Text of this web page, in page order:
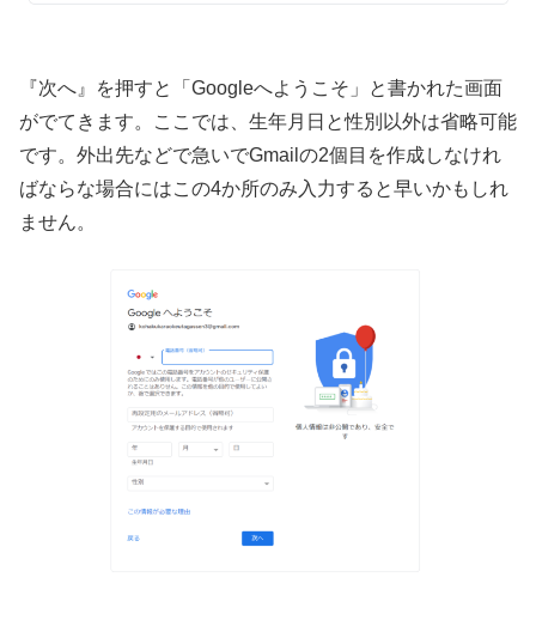
『次へ』を押すと「Googleへようこそ」と書かれた画面
がでてきます。ここでは、生年月日と性別以外は省略可能
です。外出先などで急いでGmailの2個目を作成しなけれ
ばならな場合にはこの4か所のみ入力すると早いかもしれ
ません。